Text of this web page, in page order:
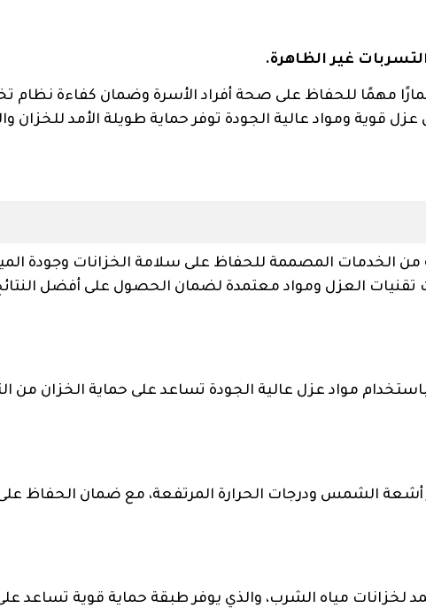
غير الظاهرة.
مهمًا للحفاظ على صحة أفراد الأسرة وضمان كفاءة نظام
قوية ومواد عالية الجودة توفر حماية طويلة الأمد للخزان
الخدمات المصممة للحفاظ على سلامة الخزانات وجودة
تقنيات العزل ومواد معتمدة لضمان الحصول على أفضل
مواد عزل عالية الجودة تساعد على حماية الخزان من
أشعة الشمس ودرجات الحرارة المرتفعة، مع ضمان الحفاظ
لخزانات مياه الشرب، والذي يوفر طبقة حماية قوية تساعد